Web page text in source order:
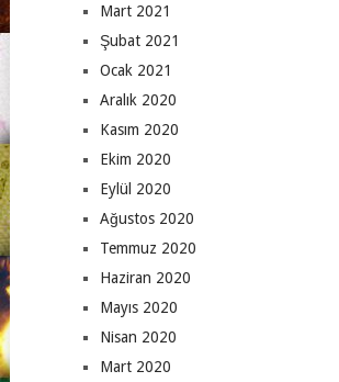
Mart 2021
Şubat 2021
Ocak 2021
Aralık 2020
Kasım 2020
Ekim 2020
Eylül 2020
Ağustos 2020
Temmuz 2020
Haziran 2020
Mayıs 2020
Nisan 2020
Mart 2020